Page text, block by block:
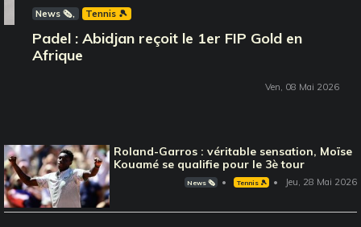
News 🗞️ Tennis 🎾
Padel : Abidjan reçoit le 1er FIP Gold en
Afrique
Ven, 08 Mai 2026
Roland-Garros : véritable sensation, Moïse
Kouamé se qualifie pour le 3è tour
News 🗞️ Tennis 🎾 Jeu, 28 Mai 2026